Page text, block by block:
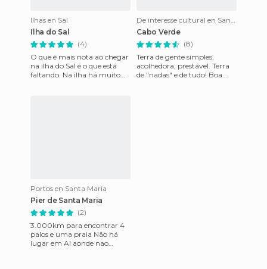
Ilhas en Sal
Ilha do Sal
(4)
O que é mais nota ao chegar
na ilha do Sal é o que está
faltando. Na ilha há muito
De interesse cultural en Santa Maria
Cabo Verde
(8)
Terra de gente simples,
acolhedora, prestável. Terra
de "nadas" e de tudo! Boa
Portos en Santa Maria
Pier de Santa Maria
(2)
3.000km para encontrar 4
palos e uma praia Não há
lugar em Al aonde nao